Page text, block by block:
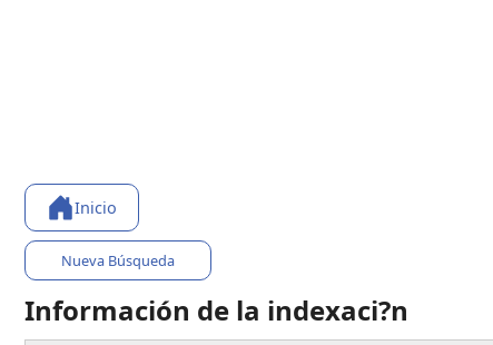
Inicio
Nueva Búsqueda
Información de la indexaci?n